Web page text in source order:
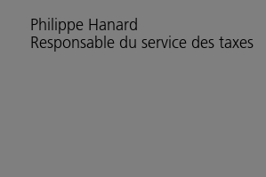
Philippe Hanard
Responsable du service des taxes